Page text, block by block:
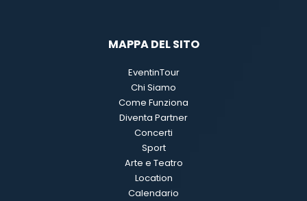
MAPPA DEL SITO
EventinTour
Chi Siamo
Come Funziona
Diventa Partner
Concerti
Sport
Arte e Teatro
Location
Calendario